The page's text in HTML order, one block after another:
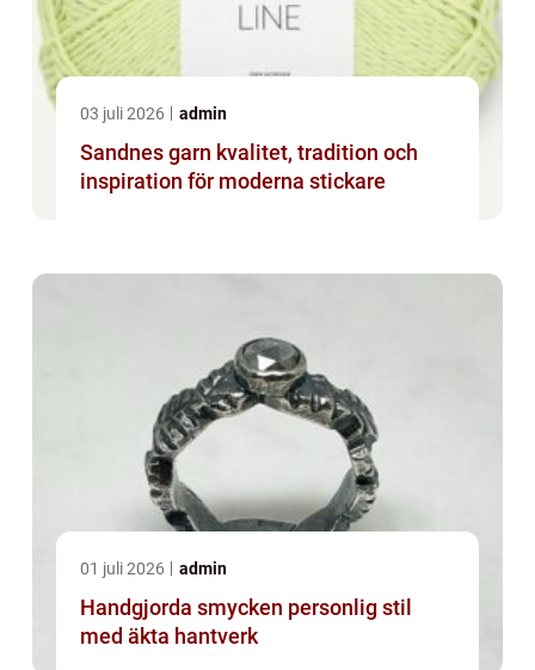
03 juli 2026 admin
Sandnes garn kvalitet, tradition och
inspiration för moderna stickare
01 juli 2026 admin
Handgjorda smycken personlig stil
med äkta hantverk